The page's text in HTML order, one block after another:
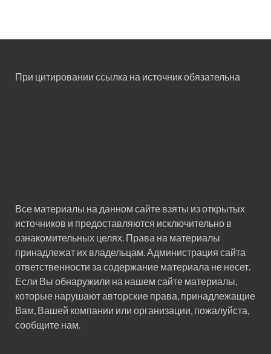
При цитировании ссылка на источник обязательна
Все материалы на данном сайте взяты из открытых
источников и предоставляются исключительно в
ознакомительных целях. Права на материалы
принадлежат их владельцам. Администрация сайта
ответственности за содержание материала не несет.
Если Вы обнаружили на нашем сайте материалы,
которые нарушают авторские права, принадлежащие
Вам, Вашей компании или организации, пожалуйста,
сообщите нам.